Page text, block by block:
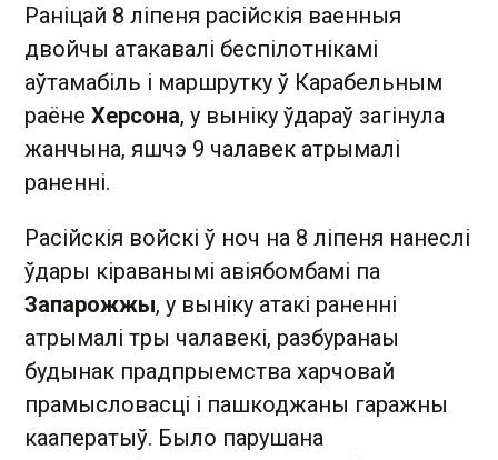
Раніцай 8 ліпеня расійскія ваенныя
двойчы атакавалі беспілотнікамі
аўтамабіль і маршрутку ў Карабельным
раёне Херсона, у выніку ўдараў загінула
жанчына, яшчэ 9 чалавек атрымалі
раненні.
Расійскія войскі ў ноч на 8 ліпеня нанеслі
ўдары кіраванымі авіябомбамі па
Запарожжы, у выніку атакі раненні
атрымалі тры чалавекі, разбуранаы
будынак прадпрыемства харчовай
прамысловасці і пашкоджаны гаражны
кааператыў. Было парушана